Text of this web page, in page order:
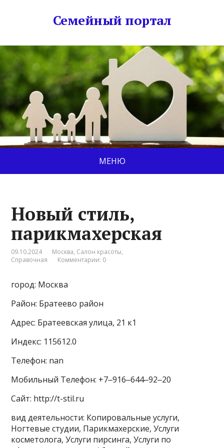
Семейный портал
МЕНЮ
Новый стиль,
парикмахерская
09.10.2024 Москва, Салон красоты,
Справочная
Комментарии: 0
город: Москва
Район: Братеево район
Адрес: Братеевская улица, 21 к1
Индекс: 115612.0
Телефон: nan
Мобильный Телефон: +7‒916‒644‒92‒20
Сайт: http://t-stil.ru
вид деятельности: Копировальные услуги,
Ногтевые студии, Парикмахерские, Услуги
косметолога, Услуги пирсинга, Услуги по